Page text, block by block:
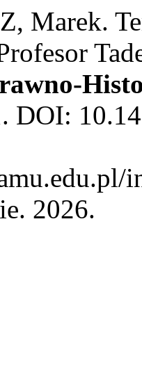
Marek.
DOI:
2026.